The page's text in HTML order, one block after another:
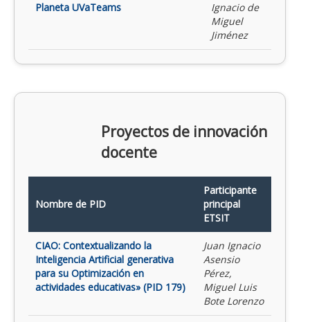
Planeta UVaTeams
Ignacio de
Miguel
Jiménez
Proyectos de innovación
docente
Nombre de PID
Participante
principal
ETSIT
CIAO: Contextualizando la
Inteligencia Artificial generativa
para su Optimización en
actividades educativas» (PID 179)
Juan Ignacio
Asensio
Pérez,
Miguel Luis
Bote Lorenzo